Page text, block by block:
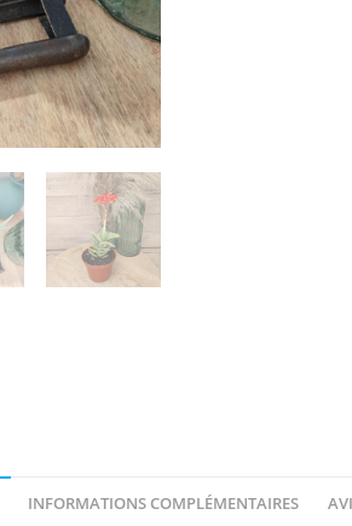
INFORMATIONS COMPLÉMENTAIRES